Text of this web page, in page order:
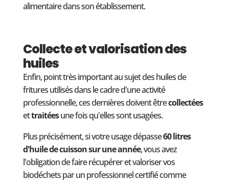
alimentaire dans son établissement.
Collecte et valorisation des
huiles
Enfin, point très important au sujet des huiles de
fritures utilisés dans le cadre d'une activité
professionnelle, ces dernières doivent êtrecollectées
ettraitéesune fois qu'elles sont usagées.
Plus précisément, si votre usage dépasse60 litres
d'huile de cuisson sur une année, vous avez
l'obligation de faire récupérer et valoriser vos
biodéchets par un professionnel certifié comme